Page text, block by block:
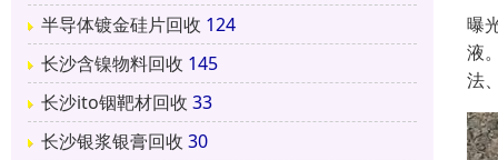
半导体镀金硅片回收 124
长沙含镍物料回收 145
长沙ito铟靶材回收 33
长沙银浆银膏回收 30
曝
液
法